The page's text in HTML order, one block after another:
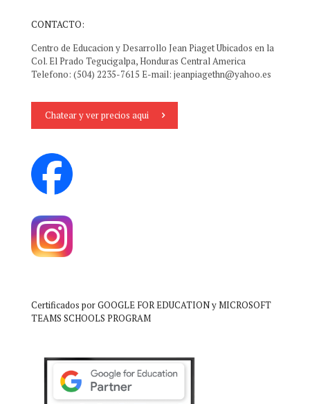
CONTACTO:
Centro de Educacion y Desarrollo Jean Piaget Ubicados en la
Col. El Prado Tegucigalpa, Honduras Central America
Telefono: (504) 2235-7615 E-mail: jeanpiagethn@yahoo.es
Chatear y ver precios aqui
Certificados por GOOGLE FOR EDUCATION y MICROSOFT
TEAMS SCHOOLS PROGRAM